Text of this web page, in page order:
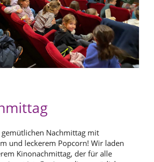
Nachmittag mit
und leckerem Popcorn! Wir laden
Kinonachmittag, der für alle